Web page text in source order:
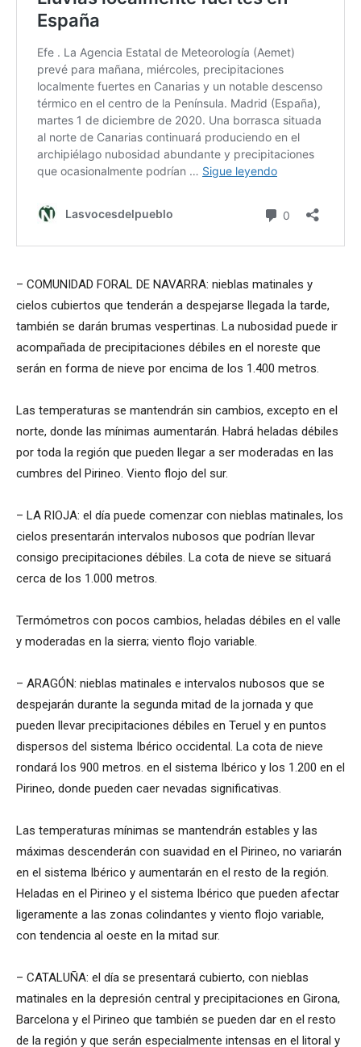
– COMUNIDAD FORAL DE NAVARRA: nieblas matinales y
cielos cubiertos que tenderán a despejarse llegada la tarde,
también se darán brumas vespertinas. La nubosidad puede ir
acompañada de precipitaciones débiles en el noreste que
serán en forma de nieve por encima de los 1.400 metros.
Las temperaturas se mantendrán sin cambios, excepto en el
norte, donde las mínimas aumentarán. Habrá heladas débiles
por toda la región que pueden llegar a ser moderadas en las
cumbres del Pirineo. Viento flojo del sur.
– LA RIOJA: el día puede comenzar con nieblas matinales, los
cielos presentarán intervalos nubosos que podrían llevar
consigo precipitaciones débiles. La cota de nieve se situará
cerca de los 1.000 metros.
Termómetros con pocos cambios, heladas débiles en el valle
y moderadas en la sierra; viento flojo variable.
– ARAGÓN: nieblas matinales e intervalos nubosos que se
despejarán durante la segunda mitad de la jornada y que
pueden llevar precipitaciones débiles en Teruel y en puntos
dispersos del sistema Ibérico occidental. La cota de nieve
rondará los 900 metros. en el sistema Ibérico y los 1.200 en el
Pirineo, donde pueden caer nevadas significativas.
Las temperaturas mínimas se mantendrán estables y las
máximas descenderán con suavidad en el Pirineo, no variarán
en el sistema Ibérico y aumentarán en el resto de la región.
Heladas en el Pirineo y el sistema Ibérico que pueden afectar
ligeramente a las zonas colindantes y viento flojo variable,
con tendencia al oeste en la mitad sur.
– CATALUÑA: el día se presentará cubierto, con nieblas
matinales en la depresión central y precipitaciones en Girona,
Barcelona y el Pirineo que también se pueden dar en el resto
de la región y que serán especialmente intensas en el litoral y